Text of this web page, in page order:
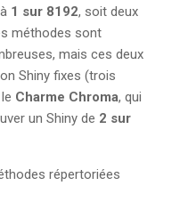
1 sur 8192, soit deux
méthodes sont
mais ces deux
Shiny fixes (trois
Charme Chroma, qui
un Shiny de 2 sur
répertoriées